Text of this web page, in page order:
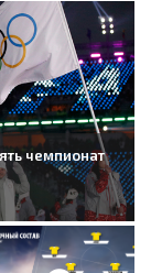
чемпионат